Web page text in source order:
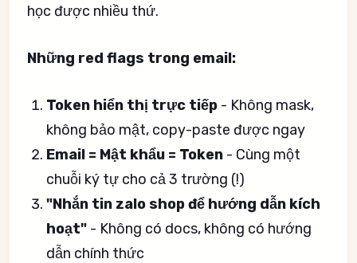
học được nhiều thứ.
Những red flags trong email:
Token hiển thị trực tiếp - Không mask,
không bảo mật, copy-paste được ngay
Email = Mật khẩu = Token - Cùng một
chuỗi ký tự cho cả 3 trường (!)
"Nhắn tin zalo shop để hướng dẫn kích
hoạt" - Không có docs, không có hướng
dẫn chính thức